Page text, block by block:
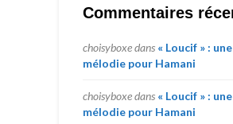
Commentaires
choisyboxedans « Loucif » : une
mélodie pour Hamani
choisyboxedans « Loucif » : une
mélodie pour Hamani